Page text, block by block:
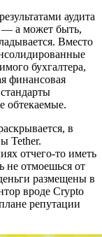
аудита
— а может быть,
Вместо
бухгалтера,
финансовая
обтекаемые.
в
Tether.
отчего-то иметь
не отмоешься от
размещены в
вроде Crypto
репутации